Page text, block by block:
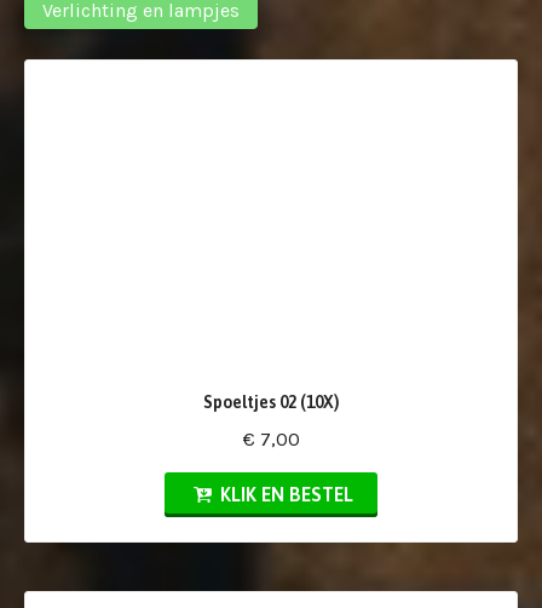
Verlichting en lampjes
Spoeltjes 02 (10X)
€ 7,00
KLIK EN BESTEL